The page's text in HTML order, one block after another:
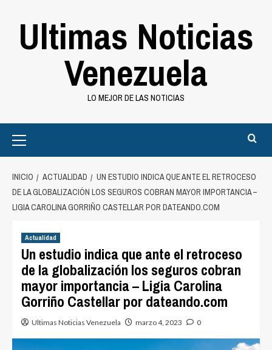
Ultimas Noticias
Venezuela
LO MEJOR DE LAS NOTICIAS
Menu
INICIO ACTUALIDAD
UN ESTUDIO INDICA QUE ANTE EL RETROCESO
DE LA GLOBALIZACIÓN LOS SEGUROS COBRAN MAYOR IMPORTANCIA –
LIGIA CAROLINA GORRIÑO CASTELLAR POR DATEANDO.COM
Actualidad
Un estudio indica que ante el retroceso
de la globalización los seguros cobran
mayor importancia – Ligia Carolina
Gorriño Castellar por dateando.com
Ultimas Noticias Venezuela marzo 4, 2023 0